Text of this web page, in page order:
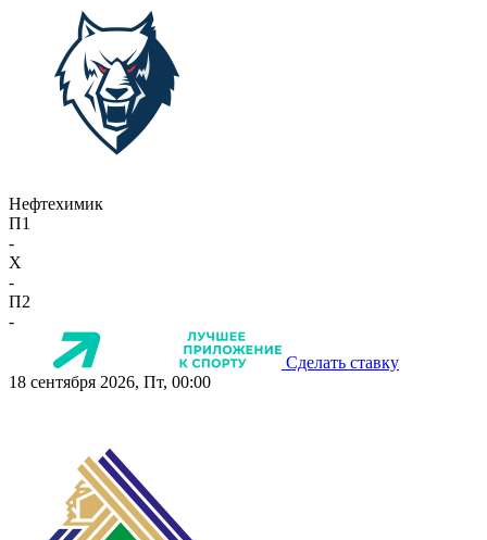
Нефтехимик
П1
-
X
-
П2
-
Сделать ставку
18 сентября 2026, Пт, 00:00